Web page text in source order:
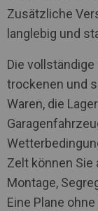
Zusätzliche
langlebig und
Die
trockenen und
Waren, die
Zelt können
Montage,
Eine Plane